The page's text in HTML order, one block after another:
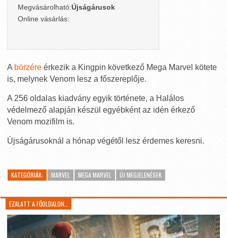
Megvásárolható:Újságárusok
Online vásárlás:
A börzére érkezik a Kingpin következő Mega Marvel kötete
is, melynek Venom lesz a főszereplője.
A 256 oldalas kiadvány egyik története, a Halálos
védelmező alapján készül egyébként az idén érkező
Venom mozifilm is.
Újságárusoknál a hónap végétől lesz érdemes keresni.
KATEGÓRIÁK: MARVEL MEGA MARVEL ÚJ MEGJELENÉSEK
EZALATT A FŐOLDALON…